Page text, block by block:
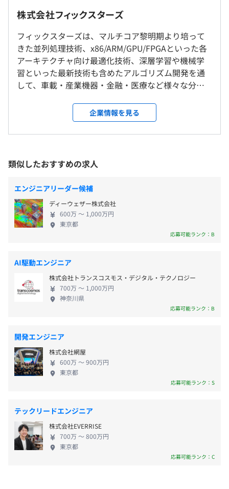
◆1秒の高速化が億単位の価値を生み出す、金融デリバテ
ィブシステムの開発・パフォーマンスチューニング
社会的重要度が高い依頼にも、当社ならではのソフトウェ
ア技術力を発揮し、お客様の期待を超えるソリューション
を提供してまいります。
※特殊性・機密性の高いプロジェクトが多いため、詳細に
ついてはご面談時にご説明させていただきます。
・勉強会の開催
優績者による勉強会や外部講師をお招きした技術勉強会、
技術論文発表の成果報告会兼勉強会など、切磋琢磨し合え
る優秀なエンジニアとスキルを磨く取り組みをおこなって
おります。
・PhDやMBAなどの全額補助
・IPAなどの資格補助
・社外活動支援
学会やプログラミングコンテストの参加は出社扱い
オンライン英会話の補助
東京本社
就業場所の変更範囲
＜雇入時＞
株式会社フィックスターズ 本社
＜変更範囲＞
会社の定める場所（配置転換、出向、転籍の可能性あり）
受動喫煙防止措置に関する事項
◆本社
山手線／京浜東北線・根岸線／東京モノレール「浜松町
駅」南口 徒歩約6分
基本給：357,600円～431,900円+役付き手当250,000円
（固定残業代は月30時間該当分、142,500円～159,900円
を支給）
※超過した場合の時間外労働の残業手当は別途支給
会社の業績や個人の実績により特別賞与を支給します。
※入社初年度については、特別賞与は賃金規定第18条2項
を適用し、入社時期に応じた支払いとします。
（※ 想定年収は年収提示額を保証するものではありません）
裁量労働制適用
所定労働時間：8時間 (推奨：始業時間10:00、終業時間
主性に任せています
平均残業時間：平均20時間/月
・夏季休暇
・年末年始休暇
・通勤手当：上限6万円/月
・資格手当
・子供手当：一人につき5千円/月
・特別賞与：年2回
株式会社フィックスターズ
フィックスターズは、マルチコア黎明期より培って
きた並列処理技術、x86/ARM/GPU/FPGAといった各
アーキテクチャ向け最適化技術、深層学習や機械学
習といった最新技術も含めたアルゴリズム開発を通
して、車載・産業機器・金融・医療など様々な分野
る事業成長を目指すべく、これまで蓄積したユニー
クな技術やノウハウを活かしSaaS事業にも取り組ん
でおり、最近では新たにLLM (大規模言語モデル)の事
術」を活かし、企業が自社向けLLMを世界最高レベ
ルの短時間・高いコストパフォーマンスで開発でき
るプラットフォームの開発を進めています。 ■プロ
グラミングが好きなエンジニアが多数在籍 創業以
来、優秀なエンジニア採用に注力してきた当社は、
全社員の90%がエンジニアで構成されています。 そ
のうち、学位取得率は博士17%、修士57%となって
チマークで世界一の技術者といったコンピュータサ
イエンスに精通するエンジニアの他にも、天文学や
流体力学など、様々な学問領域を専攻しているバッ
クグラウンドの異なるエンジニアが切磋琢磨するユ
ニークな組織です。 ■AI/IoT社会を支える技術を仕
ァクトリー、スマートシティなど様々な業界の顧客
と関わり、画像処理/信号処理/リアルタイム制御/人
工知能などあらゆるソフトウェア開発の経験を積む
ことができます。また、SoC/組み込み/PC/大規模ク
ラスタなどあらゆるプラットフォーム、
る機会があります。 本格的なAI/IoT社会の到来とと
もにデータ量は爆発的に増加していきます。それらを
限られた時間内に限られたコンピュータ資源で効率
的に処理するための技術を習得することができます。
企業情報を見る
類似したおすすめの求人
エンジニアリーダー候補
ディーウェザー株式会社
600万 〜 1,000万円
東京都
応募可能ランク：B
AI駆動エンジニア
株式会社トランスコスモス・デジタル・テクノロジー
700万 〜 1,000万円
神奈川県
応募可能ランク：B
開発エンジニア
株式会社網屋
600万 〜 900万円
東京都
応募可能ランク：S
テックリードエンジニア
株式会社EVERRISE
700万 〜 800万円
東京都
応募可能ランク：C